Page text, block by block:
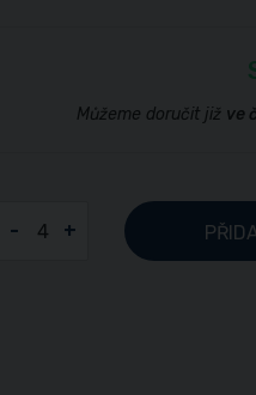
Můžeme doručit již ve
- +